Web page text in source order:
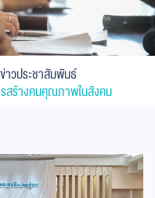
ข่าวประชาสัมพันธ์
สร้างคนคุณภาพในสังคม